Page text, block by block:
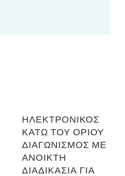
ΗΛΕΚΤΡΟΝΙΚΟΣ
ΚΑΤΩ ΤΟΥ ΟΡΙΟΥ
ΔΙΑΓΩΝΙΣΜΟΣ ΜΕ
ΑΝΟΙΚΤΗ
ΔΙΑΔΙΚΑΣΙΑ ΓΙΑ